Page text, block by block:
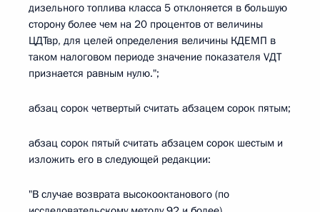
дизельного топлива класса 5 отклоняется в большую
сторону более чем на 20 процентов от величины
ЦДТвр, для целей определения величины КДЕМП в
таком налоговом периоде значение показателя VДТ
признается равным нулю.";
абзац сорок четвертый считать абзацем сорок пятым;
абзац сорок пятый считать абзацем сорок шестым и
изложить его в следующей редакции:
"В случае возврата высокооктанового (по